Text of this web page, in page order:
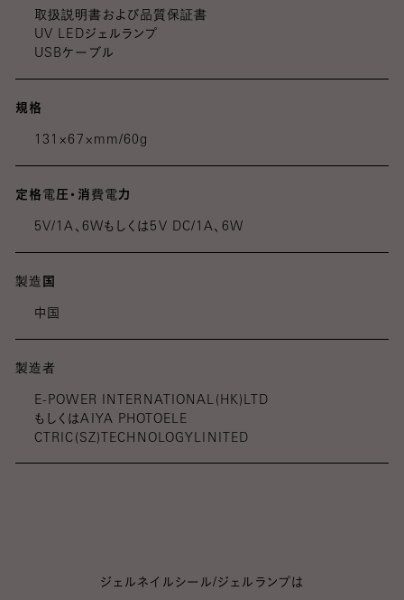
取扱説明書および品質保証書
UV LEDジェルランプ
USBケーブル
規格
131×67×mm/60g
定格電圧・消費電力
5V/1A、6Wもしくは5V DC/1A、6W
製造国
中国
製造者
E-POWER INTERNATIONAL(HK)LTD
もしくはAIYA PHOTOELE
CTRIC(SZ)TECHNOLOGYLINITED
ジェルネイルシール/ジェルランプは